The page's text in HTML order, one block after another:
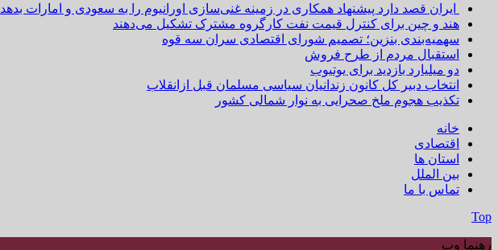
ایران قصد دارد پیشنهاد همکاری در زمینه غنی‌سازی اورانیوم را به سعودی و امارات بدهد
هند و چین برای کنترل قیمت نفت کارگروه مشترک تشکیل می‌دهند
سهمیه‌بندی بنزین؛ تصمیم شورای اقتصادی سران سه قوه
استقبال مردم از طرح فروش
دو میلیارد بازدید برای یوتیوب
انتخاب دبیر کل کانون زندانیان سیاسی مسلمان قبل ازانقلاب
تکذیب هجوم ملخ صحرایی به نوار شمالی کشور
خانه
اقتصادی
استان ها
بین الملل
تماس با ما
Top
رهنما وب